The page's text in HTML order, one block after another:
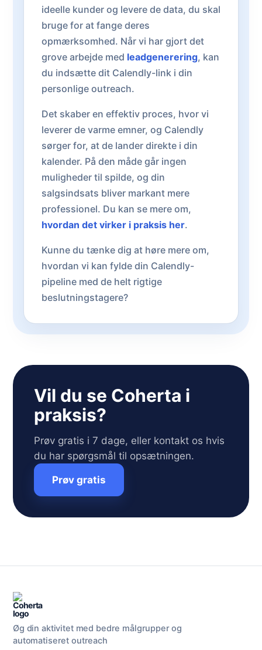
ideelle kunder og levere de data, du skal
bruge for at fange deres
opmærksomhed. Når vi har gjort det
grove arbejde med leadgenerering, kan
du indsætte dit Calendly-link i din
personlige outreach.
Det skaber en effektiv proces, hvor vi
leverer de varme emner, og Calendly
sørger for, at de lander direkte i din
kalender. På den måde går ingen
muligheder til spilde, og din
salgsindsats bliver markant mere
professionel. Du kan se mere om,
hvordan det virker i praksis her.
Kunne du tænke dig at høre mere om,
hvordan vi kan fylde din Calendly-
pipeline med de helt rigtige
beslutningstagere?
Vil du se Coherta i
praksis?
Prøv gratis i 7 dage, eller kontakt os hvis
du har spørgsmål til opsætningen.
Prøv gratis
Øg din aktivitet med bedre målgrupper og
automatiseret outreach